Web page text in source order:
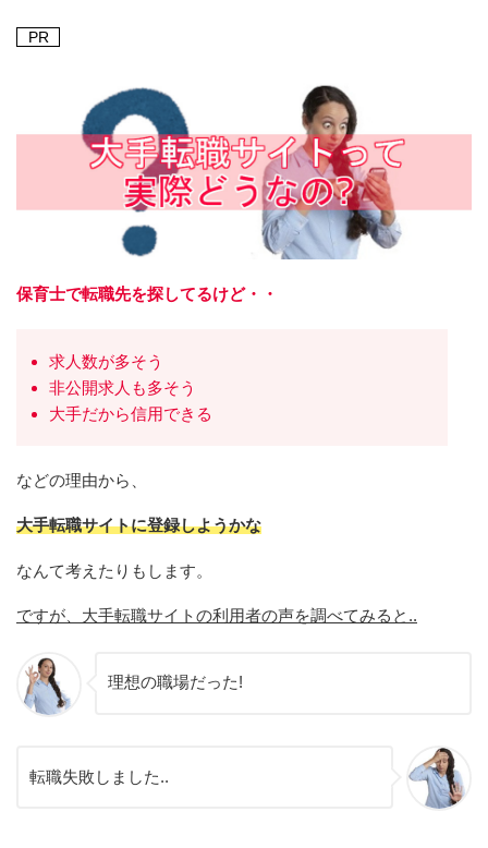
PR
保育士で転職先を探してるけど・・
求人数が多そう
非公開求人も多そう
大手だから信用できる
などの理由から、
大手転職サイトに登録しようかな
なんて考えたりもします。
ですが、大手転職サイトの利用者の声を調べてみると..
理想の職場だった!
転職失敗しました..